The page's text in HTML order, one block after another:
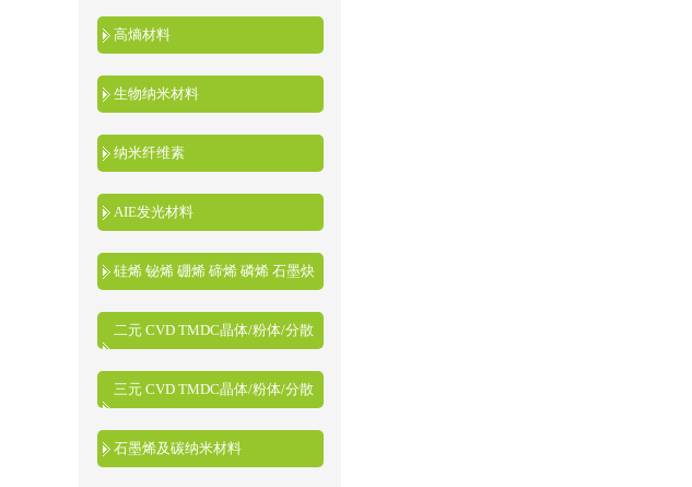
高熵材料
生物纳米材料
纳米纤维素
AIE发光材料
硅烯 铋烯 硼烯 碲烯 磷烯 石墨炔
二元 CVD TMDC晶体/粉体/分散
液
三元 CVD TMDC晶体/粉体/分散
液
石墨烯及碳纳米材料